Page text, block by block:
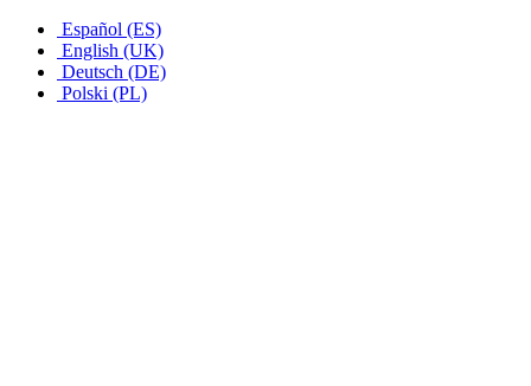
Español (ES)
English (UK)
Deutsch (DE)
Polski (PL)